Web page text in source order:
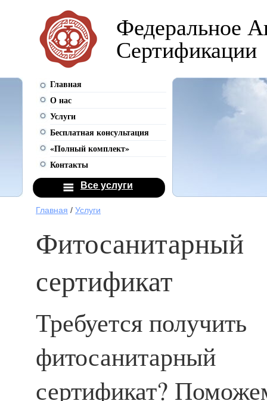
Федеральное
Сертификации
Главная
О нас
Услуги
Бесплатная консультация
«Полный комплект»
Контакты
Все услуги
Главная / Услуги
Фитосанитарный
сертификат
Требуется получить
фитосанитарный
сертификат?